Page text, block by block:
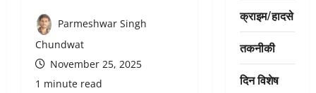
Parmeshwar Singh
Chundwat
November 25, 2025
1 minute read
क्राइम/हादसे
तकनीकी
दिन विशेष